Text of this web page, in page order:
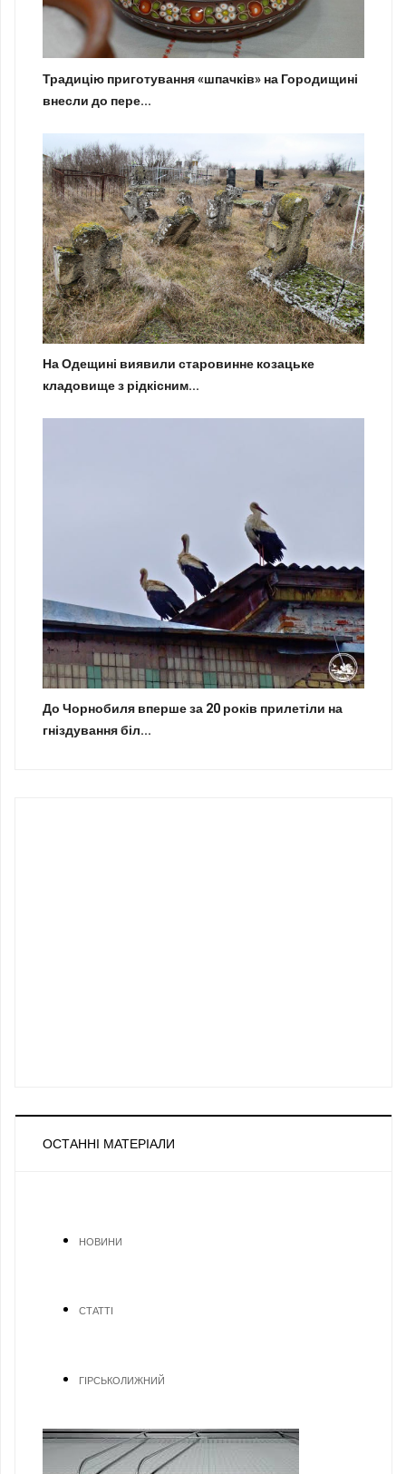
Традицію приготування «шпачків» на Городищині
внесли до пере...
На Одещині виявили старовинне козацьке
кладовище з рідкісним...
До Чорнобиля вперше за 20 років прилетіли на
гніздування біл...
ОСТАННІ МАТЕРІАЛИ
НОВИНИ
СТАТТІ
ГІРСЬКОЛИЖНИЙ